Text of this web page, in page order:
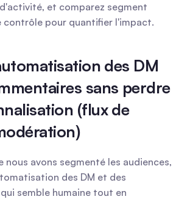
et comparez segment
contrôle pour quantifier l'impact.
des DM
sans perdre
(flux de
nous avons segmenté les audiences,
des DM et des
semble humaine tout en